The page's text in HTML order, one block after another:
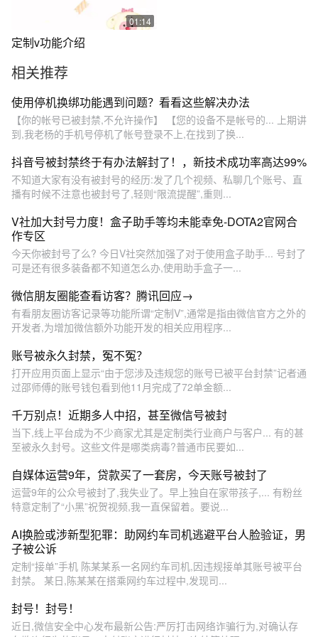
01:14
定制v功能介绍
相关推荐
使用停机换绑功能遇到问题？看看这些解决办法
【你的帐号已被封禁,不允许操作】 【您的设备不是帐号的... 上期讲
到,我老杨的手机号停机了帐号登录不上,在找到了换...
抖音号被封禁终于有办法解封了！，新技术成功率高达99%
不知道大家有没有被封号的经历:发了几个视频、私聊几个账号、直
播有时候不注意也被封号了,轻则“限流提醒”,重则...
V社加大封号力度！盒子助手等均未能幸免-DOTA2官网合
作专区
今天你被封号了么? 今日V社突然加强了对于使用盒子助手... 号封了
可是还有很多装备都不知道怎么办,使用助手盒子一...
微信朋友圈能查看访客？腾讯回应→
有看朋友圈访客记录等功能所谓“定制V”,通常是指由微信官方之外的
开发者,为增加微信额外功能开发的相关应用程序...
账号被永久封禁，冤不冤？
打开应用页面上显示“由于您涉及违规您的账号已被平台封禁”记者通
过邵师傅的账号钱包看到他11月完成了72单金额...
千万别点！近期多人中招，甚至微信号被封
当下,线上平台成为不少商家尤其是定制类行业商户与客户... 有的甚
至被永久封号。这些文件是哪类病毒?普通市民要如...
自媒体运营9年，贷款买了一套房，今天账号被封了
运营9年的公众号被封了,我失业了。早上独自在家带孩子,... 有粉丝
特意定制了“小黑”祝贺视频,我一直保留着。要说...
AI换脸或涉新型犯罪：助网约车司机逃避平台人脸验证，男
子被公诉
定制“接单”手机 陈某某系一名网约车司机,因违规接单其账号被平台
封禁。 某日,陈某某在搭乘网约车过程中,发现司...
封号！封号！
近日,微信安全中心发布最新公告:严厉打击网络诈骗行为,对确认存